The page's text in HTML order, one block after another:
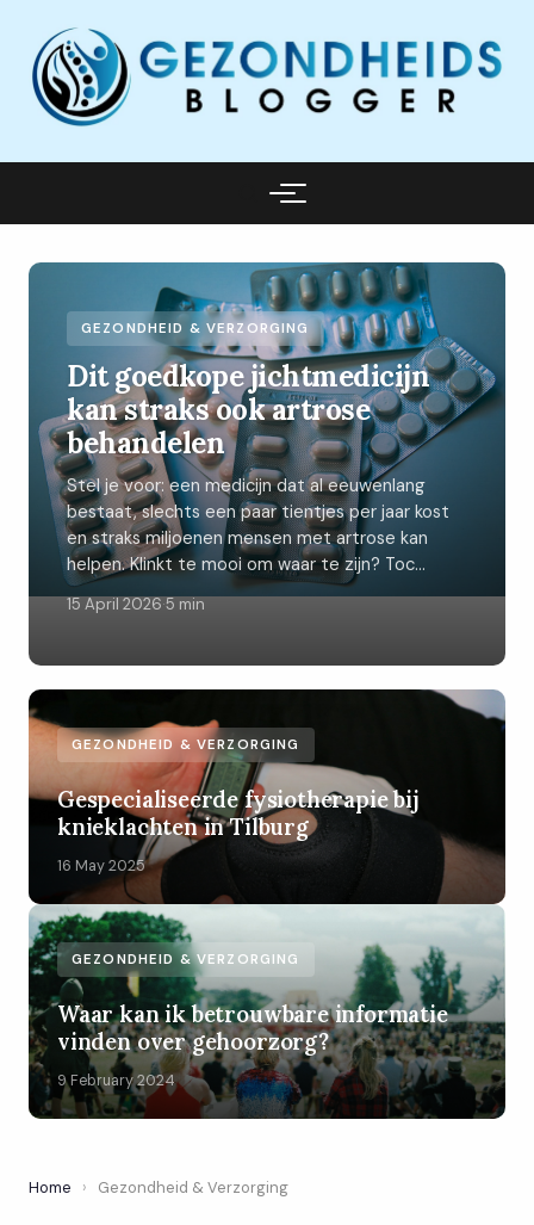
GEZONDHEID & VERZORGING
Dit goedkope jichtmedicijn
kan straks ook artrose
behandelen
Stel je voor: een medicijn dat al eeuwenlang
bestaat, slechts een paar tientjes per jaar kost
en straks miljoenen mensen met artrose kan
helpen. Klinkt te mooi om waar te zijn? Toc...
15 April 2026·5 min
GEZONDHEID & VERZORGING
Gespecialiseerde fysiotherapie bij
knieklachten in Tilburg
16 May 2025
GEZONDHEID & VERZORGING
Waar kan ik betrouwbare informatie
vinden over gehoorzorg?
9 February 2024
Home › Gezondheid & Verzorging